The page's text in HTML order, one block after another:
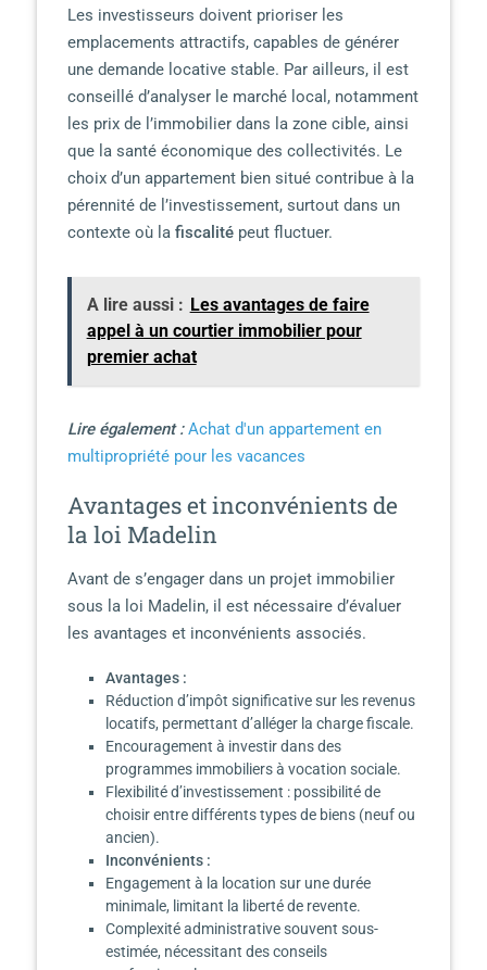
Les investisseurs doivent prioriser les
emplacements attractifs, capables de générer
une demande locative stable. Par ailleurs, il est
conseillé d’analyser le marché local, notamment
les prix de l’immobilier dans la zone cible, ainsi
que la santé économique des collectivités. Le
choix d’un appartement bien situé contribue à la
pérennité de l’investissement, surtout dans un
contexte où la fiscalitépeut fluctuer.
A lire aussi : Les avantages de faire
appel à un courtier immobilier pour
premier achat
Lire également : Achat d'un appartement en
multipropriété pour les vacances
Avantages et inconvénients de
la loi Madelin
Avant de s’engager dans un projet immobilier
sous la loi Madelin, il est nécessaire d’évaluer
les avantages et inconvénients associés.
Avantages :
Réduction d’impôt significative sur les revenus
locatifs, permettant d’alléger la charge fiscale.
Encouragement à investir dans des
programmes immobiliers à vocation sociale.
Flexibilité d’investissement : possibilité de
choisir entre différents types de biens (neuf ou
ancien).
Inconvénients :
Engagement à la location sur une durée
minimale, limitant la liberté de revente.
Complexité administrative souvent sous-
estimée, nécessitant des conseils